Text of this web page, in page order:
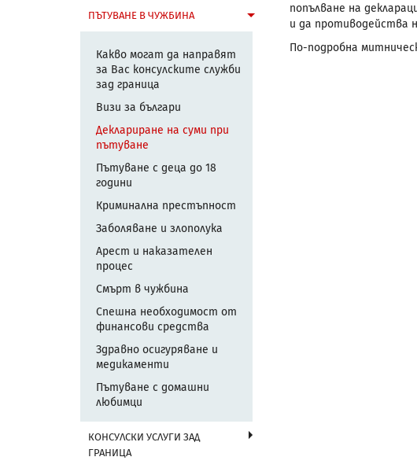
ПЪТУВАНЕ В ЧУЖБИНА
Какво могат да направят
за Вас консулските служби
зад граница
Визи за българи
Деклариране на суми при
пътуване
Пътуване с деца до 18
години
Криминална престъпност
Заболяване и злополука
Арест и наказателен
процес
Смърт в чужбина
Спешна необходимост от
финансови средства
Здравно осигуряване и
медикаменти
Пътуване с домашни
любимци
КОНСУЛСКИ УСЛУГИ ЗАД
ГРАНИЦА
попълване на
и да противодейства
По-подробна